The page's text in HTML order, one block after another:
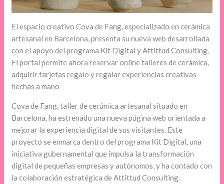
El espacio creativo Cova de Fang, especializado en cerámica
artesanal en Barcelona, presenta su nueva web desarrollada
con el apoyo del programa Kit Digital y Attittud Consulting.
El portal permite ahora reservar online talleres de cerámica,
adquirir tarjetas regalo y regalar experiencias creativas
hechas a mano
Cova de Fang, taller de cerámica artesanal situado en
Barcelona, ha estrenado una nueva página web orientada a
mejorar la experiencia digital de sus visitantes. Este
proyecto se enmarca dentro del programa Kit Digital, una
iniciativa gubernamental que impulsa la transformación
digital de pequeñas empresas y autónomos, y ha contado con
la colaboración estratégica de Attittud Consulting.